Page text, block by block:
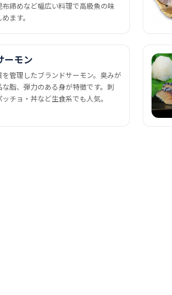
締めなど幅広い料理で高級魚の味
ます。
ーモン
管理したブランドサーモン。臭みが
脂、弾力のある身が特徴です。刺
チョ・丼など生食系でも人気。